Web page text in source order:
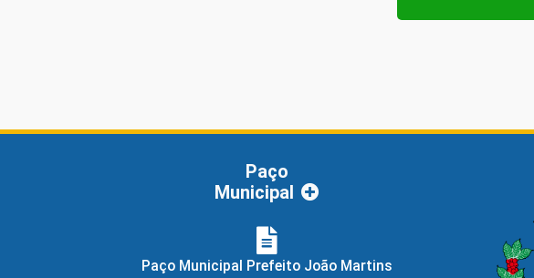
Paço
Municipal
Paço Municipal Prefeito João Martins